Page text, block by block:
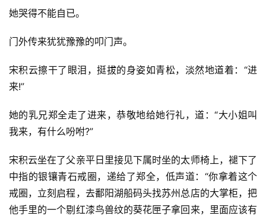
她哭得不能自已。
门外传来犹犹豫豫的叩门声。
宋积云擦干了眼泪，挺拔的身姿如青松，淡然地道着：“进
来!”
她的乳兄郑全走了进来，恭敬地给她行礼，道：“大小姐叫
我来，有什么吩咐?”
宋积云坐在了父亲平日里接见下属时坐的太师椅上，褪下了
中指的银镶青石戒圈，递给了郑全，低声道：“你拿着这个
戒圈，立刻启程，去鄱阳湖船码头找苏州总店的大掌柜，把
他手里的一个剔红漆鸟兽纹的葵花匣子拿回来，里面应该有